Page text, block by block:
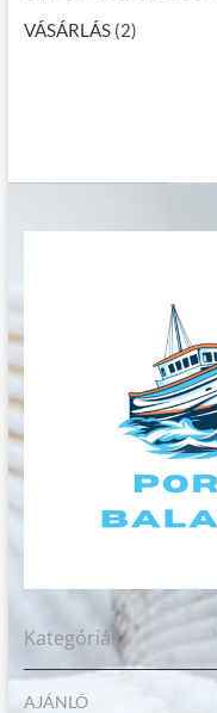
VÁSÁRLÁS(2)
Kategóriák
AJÁNLÓ